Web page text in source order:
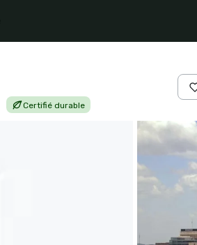
Certifié durable